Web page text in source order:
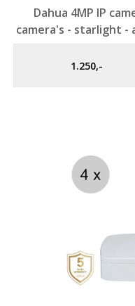
Dahua 4MP IP
camera's - starlight -
1.250,-